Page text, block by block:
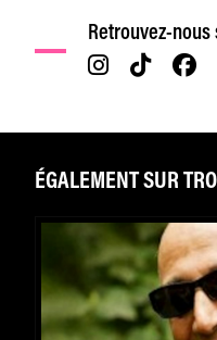
Retrouvez-nous
ÉGALEMENT SUR